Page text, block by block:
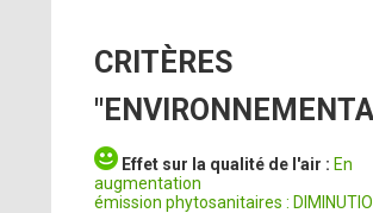
CRITÈRES
Effet sur la qualité de l'air : En
augmentation
émission phytosanitaires :